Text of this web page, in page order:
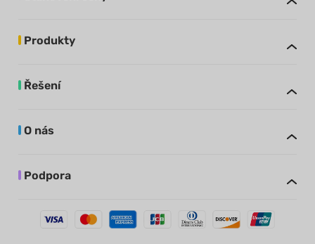
Produkty
Řešení
O nás
Podpora